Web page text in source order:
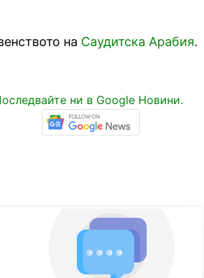
на Саудитска Арабия.
ни в Google Новини.